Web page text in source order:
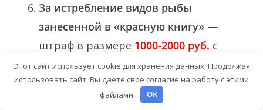
За истребление видов рыбы
занесенной в «красную книгу» —
штраф в размере 1000-2000 руб. с
конфискацией улова рыбы и орудий
лова.
За осуществление лова рыбы во
Этот сайт использует cookie для хранения данных. Продолжая
использовать сайт, Вы даете свое согласие на работу с этими
файлами.
OK